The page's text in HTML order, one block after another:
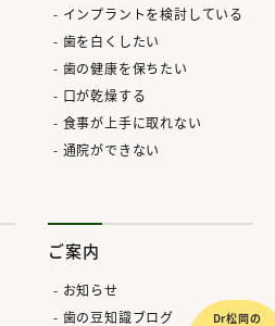
インプラントを検討している
歯を白くしたい
歯の健康を保ちたい
口が乾燥する
食事が上手に取れない
通院ができない
ご案内
お知らせ
歯の豆知識ブログ
Dr松岡の